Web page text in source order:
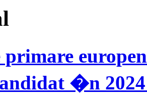
primare
�n